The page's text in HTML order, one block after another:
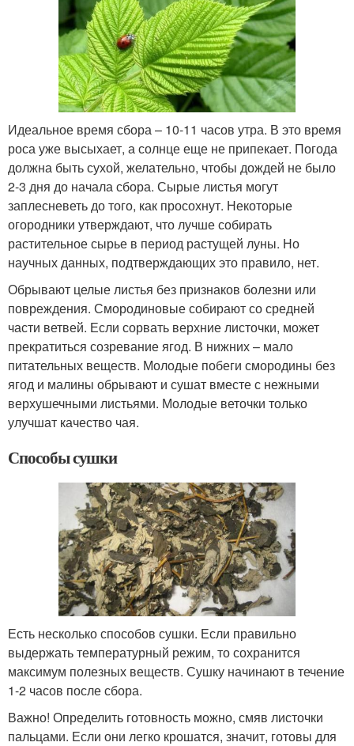
Идеальное время сбора – 10-11 часов утра. В это время
роса уже высыхает, а солнце еще не припекает. Погода
должна быть сухой, желательно, чтобы дождей не было
2-3 дня до начала сбора. Сырые листья могут
заплесневеть до того, как просохнут. Некоторые
огородники утверждают, что лучше собирать
растительное сырье в период растущей луны. Но
научных данных, подтверждающих это правило, нет.
Обрывают целые листья без признаков болезни или
повреждения. Смородиновые собирают со средней
части ветвей. Если сорвать верхние листочки, может
прекратиться созревание ягод. В нижних – мало
питательных веществ. Молодые побеги смородины без
ягод и малины обрывают и сушат вместе с нежными
верхушечными листьями. Молодые веточки только
улучшат качество чая.
Способы сушки
Есть несколько способов сушки. Если правильно
выдержать температурный режим, то сохранится
максимум полезных веществ. Сушку начинают в течение
1-2 часов после сбора.
Важно! Определить готовность можно, смяв листочки
пальцами. Если они легко крошатся, значит, готовы для